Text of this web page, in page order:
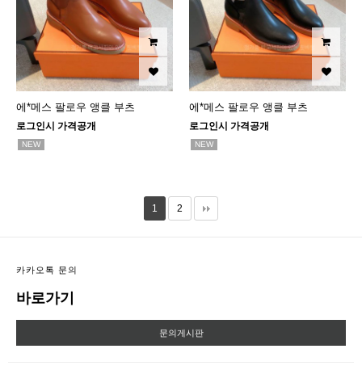
에*메스 팔로우 앵클 부츠
로그인시 가격공개
NEW
에*메스 팔로우 앵클 부츠
로그인시 가격공개
NEW
1 2
카카오톡 문의
바로가기
문의게시판